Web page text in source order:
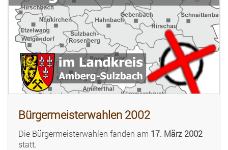
Bürgermeisterwahlen 2002
Die Bürgermeisterwahlen fanden am 17. März 2002
statt.